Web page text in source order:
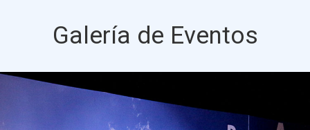
Galería de Eventos